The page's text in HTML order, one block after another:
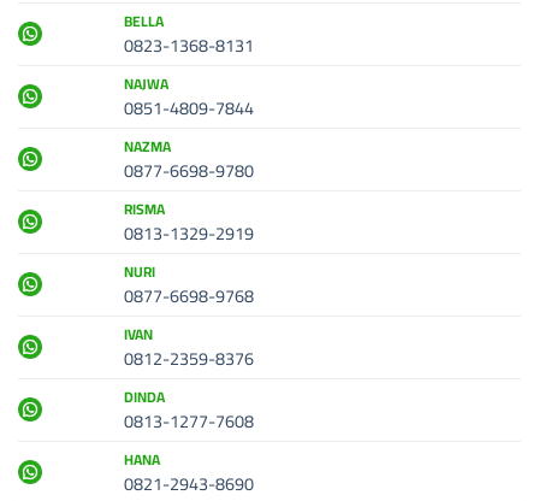
BELLA
0823-1368-8131
NAJWA
0851-4809-7844
NAZMA
0877-6698-9780
RISMA
0813-1329-2919
NURI
0877-6698-9768
IVAN
0812-2359-8376
DINDA
0813-1277-7608
HANA
0821-2943-8690